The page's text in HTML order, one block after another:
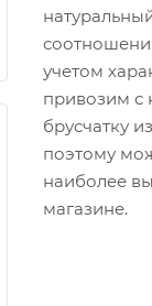
учетом
привозим с
брусчатку
поэтому
наиболее
магазине.